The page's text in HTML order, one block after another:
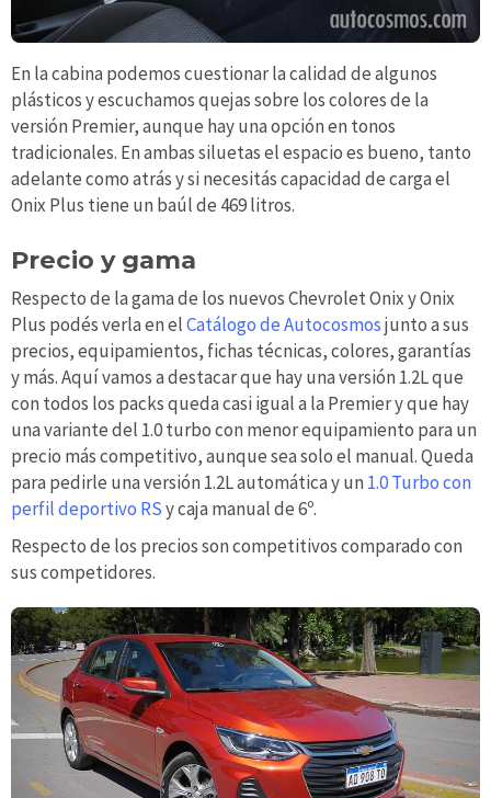
En la cabina podemos cuestionar la calidad de algunos
plásticos y escuchamos quejas sobre los colores de la
versión Premier, aunque hay una opción en tonos
tradicionales. En ambas siluetas el espacio es bueno, tanto
adelante como atrás y si necesitás capacidad de carga el
Onix Plus tiene un baúl de 469 litros.
Precio y gama
Respecto de la gama de los nuevos Chevrolet Onix y Onix
Plus podés verla en elCatálogo de Autocosmosjunto a sus
precios, equipamientos, fichas técnicas, colores, garantías
y más. Aquí vamos a destacar que hay una versión 1.2L que
con todos los packs queda casi igual a la Premier y que hay
una variante del 1.0 turbo con menor equipamiento para un
precio más competitivo, aunque sea solo el manual. Queda
para pedirle una versión 1.2L automática y un 1.0 Turbo con
perfil deportivo RSy caja manual de 6º.
Respecto de los precios son competitivos comparado con
sus competidores.